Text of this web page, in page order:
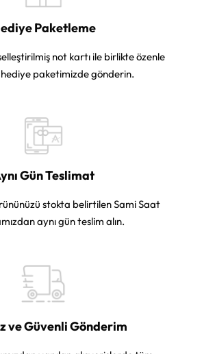
Paketleme
not kartı ile birlikte özenle
hediye paketimizde gönderin.
Gün Teslimat
stokta belirtilen Sami Saat
aynı gün teslim alın.
ve Güvenli Gönderim